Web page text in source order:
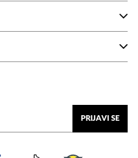
PRIJAVI SE